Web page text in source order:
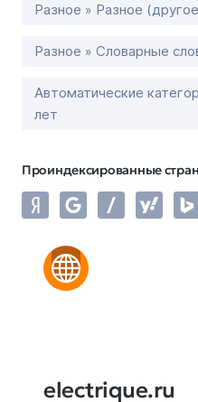
Разное » Разное
Разное » Словарные
Автоматические
лет
Проиндексированные
electrique.ru